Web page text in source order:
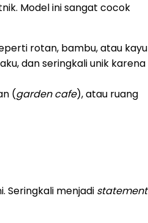
Model ini sangat cocok
rotan, bambu, atau kayu
dan seringkali unik karena
(garden cafe), atau ruang
Seringkali menjadi statement